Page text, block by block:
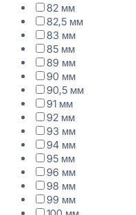
82 мм
82,5 мм
83 мм
85 мм
89 мм
90 мм
90,5 мм
91 мм
92 мм
93 мм
94 мм
95 мм
96 мм
98 мм
99 мм